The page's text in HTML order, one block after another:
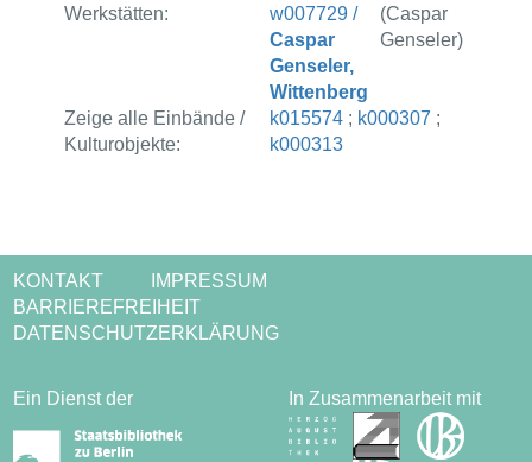
Werkstätten:
w007729 /
Caspar
Genseler,
Wittenberg
(Caspar
Genseler)
Zeige alle Einbände /
Kulturobjekte:
k015574 ; k000307 ;
k000313
KONTAKT
IMPRESSUM
BARRIEREFREIHEIT
DATENSCHUTZERKLÄRUNG
Ein Dienst der In Zusammenarbeit mit